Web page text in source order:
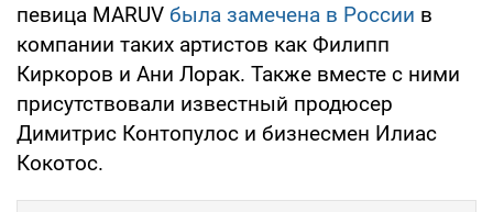
певица MARUV была замечена в России в
компании таких артистов как Филипп
Киркоров и Ани Лорак. Также вместе с ними
присутствовали известный продюсер
Димитрис Контопулос и бизнесмен Илиас
Кокотос.